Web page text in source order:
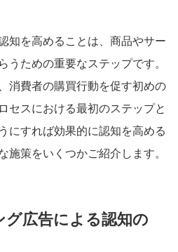
知を高めることは、商品やサー
うための重要なステップです。
消費者の購買行動を促す初めの
セスにおける最初のステップと
にすれば効果的に認知を高める
施策をいくつかご紹介します。
グ広告による認知の